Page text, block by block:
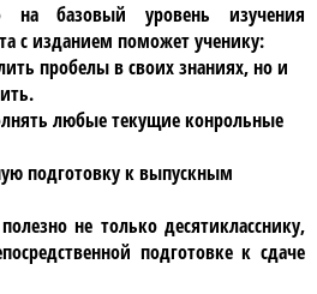
на базовый уровень изучения
с изданием поможет ученику:
пробелы в своих знаниях, но и
любые текущие конрольные
подготовку к выпускным
не только десятикласснику,
подготовке к сдаче